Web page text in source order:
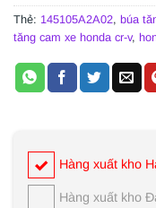
Thẻ: 145105A2A02, búa
tăng cam xe honda cr-v,
Hàng xuất kho
Hàng xuất kho